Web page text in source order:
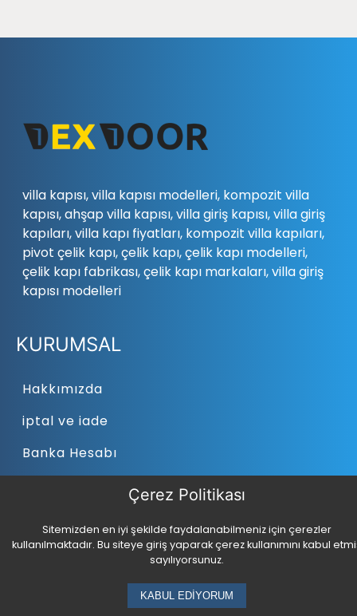
villa kapısı, villa kapısı modelleri, kompozit villa
kapısı, ahşap villa kapısı, villa giriş kapısı, villa giriş
kapıları, villa kapı fiyatları, kompozit villa kapıları,
pivot çelik kapı, çelik kapı, çelik kapı modelleri,
çelik kapı fabrikası, çelik kapı markaları, villa giriş
kapısı modelleri
KURUMSAL
Hakkımızda
iptal ve iade
Banka Hesabı
Villa Kapısı
Çerez Politikası
Sitemizden en iyi şekilde faydalanabilmeniz için çerezler
kullanılmaktadır. Bu siteye giriş yaparak çerez kullanımını kabul
sayılıyorsunuz.
KABUL EDİYORUM